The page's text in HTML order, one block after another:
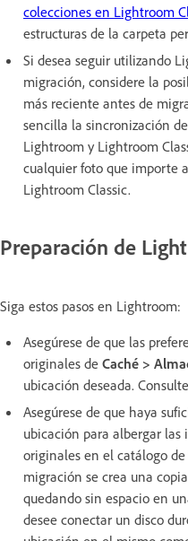
colecciones en Lightroom
estructuras de la carpeta
Si desea seguir utilizando
migración, considere la
más reciente antes de
sencilla la sincronización
Lightroom y Lightroom
cualquier foto que importe
Lightroom Classic.
Preparación de
Siga estos pasos en Lightroom:
Asegúrese de que las
originales de Caché >
ubicación deseada.
Asegúrese de que haya
ubicación para albergar
originales en el catálogo
migración se crea una
quedando sin espacio en
desee conectar un disco